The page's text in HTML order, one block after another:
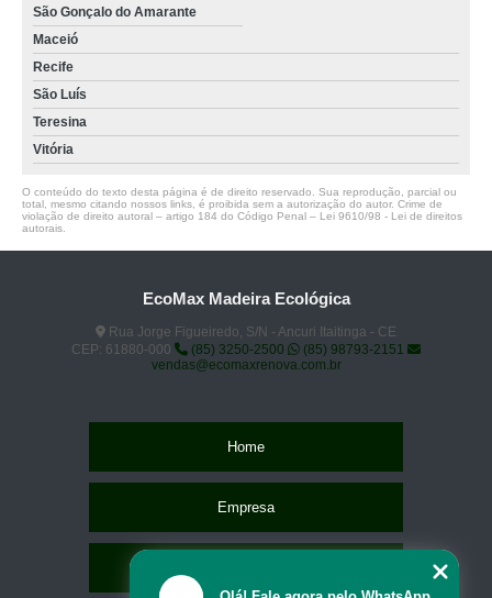
São Gonçalo do Amarante
Maceió
Recife
São Luís
Teresina
Vitória
O conteúdo do texto desta página é de direito reservado. Sua reprodução, parcial ou
total, mesmo citando nossos links, é proibida sem a autorização do autor. Crime de
violação de direito autoral – artigo 184 do Código Penal – Lei 9610/98 - Lei de direitos
autorais
EcoMax Madeira Ecológica
Rua Jorge Figueiredo, S/N - Ancuri Itaitinga - CE
CEP: 61880-000
(85) 3250-2500
(85) 98793-2151
vendas@ecomaxrenova.com.br
Home
Empresa